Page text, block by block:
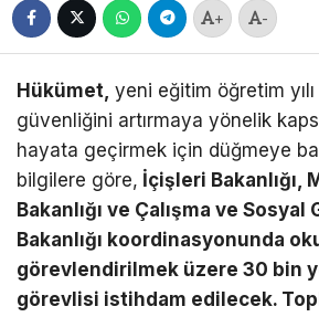
+ -
Hükümet, yeni eğitim öğretim
güvenliğini artırmaya yönelik
hayata geçirmek için düğmeye
bilgilere göre, İçişleri Bakanlığı,
Bakanlığı ve Çalışma ve Sosyal
Bakanlığı koordinasyonunda
görevlendirilmek üzere 30 bin
görevlisi istihdam edilecek.